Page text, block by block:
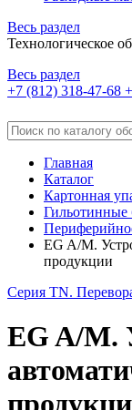
Весь раздел
Технологическое
Весь раздел
+7 (812) 318-47-68
Главная
Каталог
Картонная
Гильотинные
EG A/M.
продукции
Серия TN.
EG A/M.